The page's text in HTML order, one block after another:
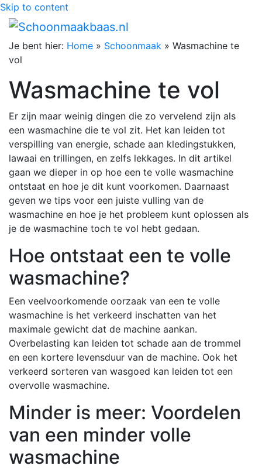
Skip to content
Je bent hier: Home » Schoonmaak » Wasmachine te
vol
Wasmachine te vol
Er zijn maar weinig dingen die zo vervelend zijn als
een wasmachine die te vol zit. Het kan leiden tot
verspilling van energie, schade aan kledingstukken,
lawaai en trillingen, en zelfs lekkages. In dit artikel
gaan we dieper in op hoe een te volle wasmachine
ontstaat en hoe je dit kunt voorkomen. Daarnaast
geven we tips voor een juiste vulling van de
wasmachine en hoe je het probleem kunt oplossen als
je de wasmachine toch te vol hebt gedaan.
Hoe ontstaat een te volle
wasmachine?
Een veelvoorkomende oorzaak van een te volle
wasmachine is het verkeerd inschatten van het
maximale gewicht dat de machine aankan.
Overbelasting kan leiden tot schade aan de trommel
en een kortere levensduur van de machine. Ook het
verkeerd sorteren van wasgoed kan leiden tot een
overvolle wasmachine.
Minder is meer: Voordelen
van een minder volle
wasmachine